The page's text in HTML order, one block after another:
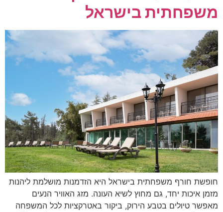
משפחתית בישראל
חופשת חורף משפחתית בישראל היא הזדמנות מושלמת ליהנות
מזמן איכות יחד, גם מחוץ לשיא העונה. מזג האוויר הנעים
מאפשר טיולים בטבע הירוק, ביקור באטרקציות לכל המשפחה